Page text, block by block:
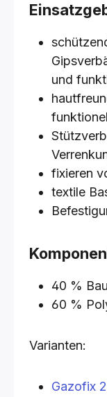
und
fixieren
textile
40 %
60 %
Varianten:
Gazofix